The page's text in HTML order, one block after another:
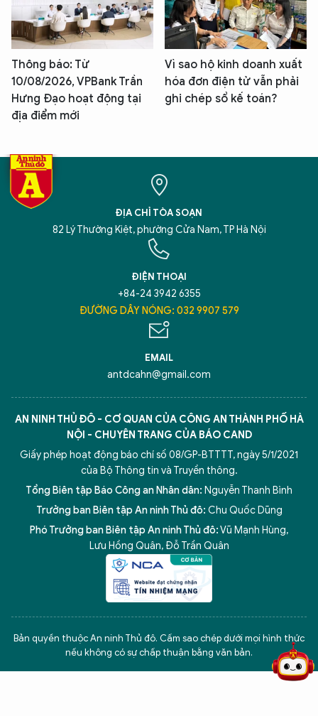
Thông báo: Từ
10/08/2026, VPBank Trần
Hưng Đạo hoạt động tại
địa điểm mới
Vì sao hộ kinh doanh xuất
hóa đơn điện tử vẫn phải
ghi chép sổ kế toán?
ĐỊA CHỈ TÒA SOẠN
82 Lý Thường Kiệt, phường Cửa Nam, TP Hà Nội
ĐIỆN THOẠI
+84-24 3942 6355
ĐƯỜNG DÂY NÓNG: 032 9907 579
EMAIL
antdcahn@gmail.com
AN NINH THỦ ĐÔ - CƠ QUAN CỦA CÔNG AN THÀNH PHỐ HÀ
NỘI - CHUYÊN TRANG CỦA BÁO CAND
Giấy phép hoạt động báo chí số 08/GP-BTTTT, ngày 5/1/2021
của Bộ Thông tin và Truyền thông.
Tổng Biên tập Báo Công an Nhân dân: Nguyễn Thanh Bình
Trưởng ban Biên tập An ninh Thủ đô: Chu Quốc Dũng
Phó Trưởng ban Biên tập An ninh Thủ đô:Vũ Mạnh Hùng,
Lưu Hồng Quân, Đỗ Trần Quân
Bản quyền thuộc An ninh Thủ đô. Cấm sao chép dưới mọi hình thức
nếu không có sự chấp thuận bằng văn bản.
5 điểm nghẽn của Hà Nội giải pháp xử lý điểm nghẽn của